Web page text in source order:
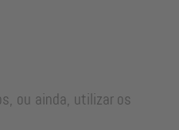
ou ainda, utilizar os